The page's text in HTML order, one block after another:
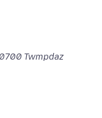
Twmpdaz